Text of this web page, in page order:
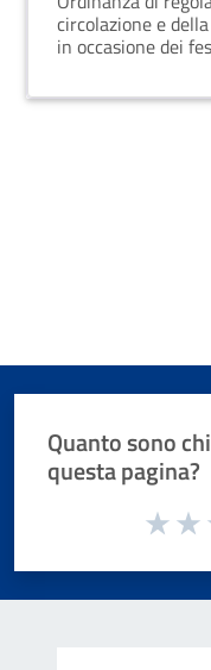
circolazione e
in occasione dei
Quanto sono
questa pagina?
Valuta da 1 a 5 stelle